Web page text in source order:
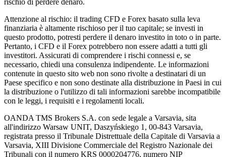
Attenzione al rischio: il trading CFD e Forex basato sulla leva
finanziaria è altamente rischioso per il tuo capitale; se investi in
questo prodotto, potresti perdere il denaro investito in toto o in parte.
Pertanto, i CFD e il Forex potrebbero non essere adatti a tutti gli
investitori. Assicurati di comprendere i rischi connessi e, se
necessario, chiedi una consulenza indipendente. Le informazioni
contenute in questo sito web non sono rivolte a destinatari di un
Paese specifico e non sono destinate alla distribuzione in Paesi in cui
la distribuzione o l'utilizzo di tali informazioni sarebbe incompatibile
con le leggi, i requisiti e i regolamenti locali.
OANDA TMS Brokers S.A. con sede legale a Varsavia, sita
all'indirizzo Warsaw UNIT, Daszyńskiego 1, 00-843 Varsavia,
registrata presso il Tribunale Distrettuale della Capitale di Varsavia a
Varsavia, XIII Divisione Commerciale del Registro Nazionale dei
Tribunali con il numero KRS 0000204776, numero NIP